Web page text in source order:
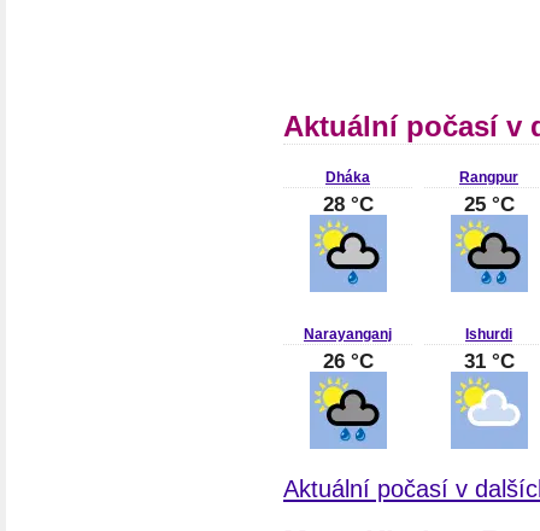
Aktuální počasí v
Dháka
28 °C
Rangpur
25 °C
Narayanganj
26 °C
Ishurdi
31 °C
Aktuální počasí v